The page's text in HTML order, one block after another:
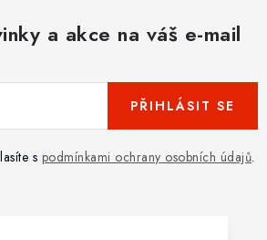
a akce na váš e-mail
s podmínkami ochrany osobních údajů.
PŘIHLÁSIT SE